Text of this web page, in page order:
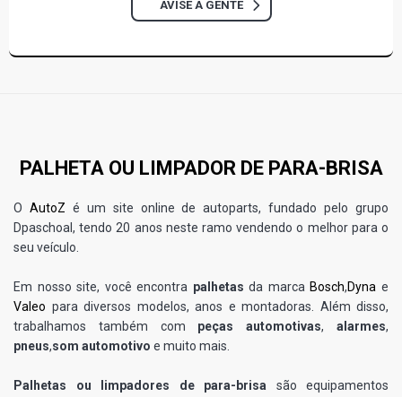
AVISE A GENTE
PALHETA OU LIMPADOR DE PARA-BRISA
O AutoZ é um site online de autoparts, fundado pelo grupo
Dpaschoal, tendo 20 anos neste ramo vendendo o melhor para o
seu veículo.
Em nosso site, você encontra palhetasda marca Bosch,Dyna e
Valeo para diversos modelos, anos e montadoras. Além disso,
trabalhamos também com peças automotivas,alarmes,
pneus,som automotivo e muito mais.
Palhetas ou limpadores de para-brisa são equipamentos